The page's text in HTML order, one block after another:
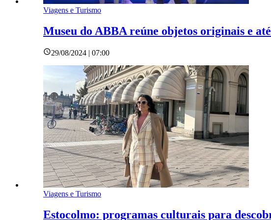
Viagens e Turismo
Museu do ABBA reúne objetos originais e
29/08/2024 | 07:00
Viagens e Turismo
Estocolmo: programas culturais para